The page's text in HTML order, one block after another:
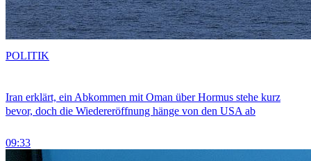
Iran erklärt, ein Abkommen mit Oman über Hormus stehe kurz
bevor, doch die Wiedereröffnung hänge von den USA ab
09:33
POLITIK